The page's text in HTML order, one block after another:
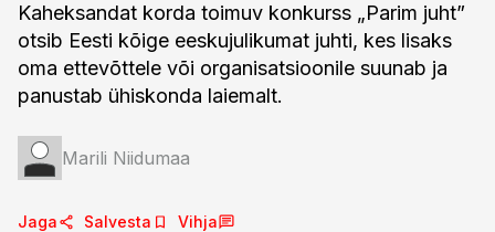
Kaheksandat korda toimuv konkurss „Parim juht”
otsib Eesti kõige eeskujulikumat juhti, kes lisaks
oma ettevõttele või organisatsioonile suunab ja
panustab ühiskonda laiemalt.
Marili Niidumaa
Jaga Salvesta Vihja